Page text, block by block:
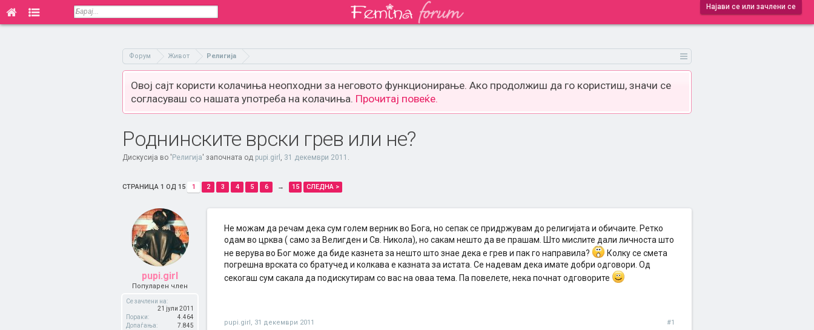
Најави се или зачлени се
Форум Живот Религија
Овој сајт користи колачиња неопходни за неговото функционирање. Ако продолжиш да го користиш, значи се
согласуваш со нашата употреба на колачиња. Прочитај повеќе.
Роднинските врски грев или не?
Дискусија во ' Религија' започната од pupi.girl , 31 декември 2011 .
СТРАНИЦА 1 ОД 15 1 2 3 4 5 6 → 15 СЛЕДНА >
pupi.girl
Популарен член
Се зачлени на:
21 јули 2011
Пораки:
4.464
Допаѓања:
7.845
Не можам да речам дека сум голем верник во Бога, но сепак се придржувам до религијата и обичаите. Ретко
одам во црква ( само за Велигден и Св. Никола), но сакам нешто да ве прашам. Што мислите дали личноста што
не верува во Бог може да биде казнета за нешто што знае дека е грев и пак го направила?
Колку се смета
погрешна врската со братучед и колкава е казната за истата. Се надевам дека имате добри одговори. Од
секогаш сум сакала да подискутирам со вас на оваа тема. Па повелете, нека почнат одговорите
pupi.girl, 31 декември 2011 #1